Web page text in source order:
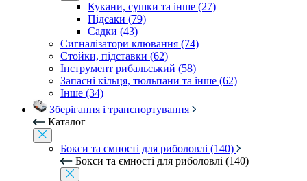
Кукани, сушки та інше (27)
Підсаки (79)
Садки (43)
Сигналізатори клювання (74)
Стойки, підставки (62)
Інструмент рибальський (58)
Запасні кільця, тюльпани та інше (62)
Інше (34)
Зберігання і транспортування
Каталог
Бокси та ємності для риболовлі (140)
Бокси та ємності для риболовлі (140)